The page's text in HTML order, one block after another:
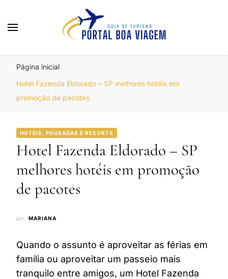
Página inicial
Hotel Fazenda Eldorado – SP melhores hotéis em
promoção de pacotes
HOTÉIS, POUSADAS E RESORTS
Hotel Fazenda Eldorado – SP
melhores hotéis em promoção
de pacotes
por MARIANA
Quando o assunto é aproveitar as férias em
família ou aproveitar um passeio mais
tranquilo entre amigos, um Hotel Fazenda